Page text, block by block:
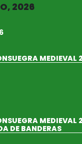
2026
MEDIEVAL
MEDIEVAL
DE BANDERAS